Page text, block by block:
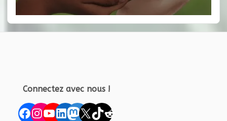
Connectez avec nous !
Facebook
Instagram
YouTube
LinkedIn
Mastodon
X TikTok
Reddit